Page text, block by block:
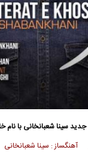
جدیدسینا شعبانخانی با
آهنگساز : سینا